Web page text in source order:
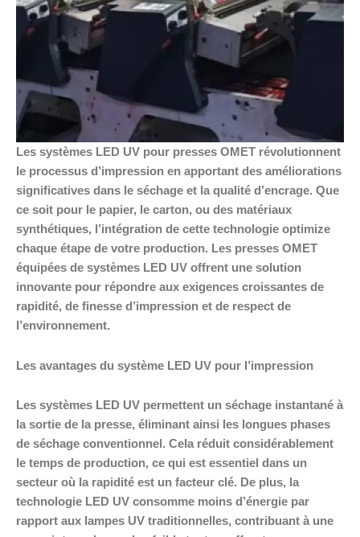
Les systèmes LED UV pour presses OMET révolutionnent
le processus d’impression en apportant des améliorations
significatives dans le séchage et la qualité d’encrage. Que
ce soit pour le papier, le carton, ou des matériaux
synthétiques, l’intégration de cette technologie optimize
chaque étape de votre production. Les presses OMET
équipées de systèmes LED UV offrent une solution
innovante pour répondre aux exigences croissantes de
rapidité, de finesse d’impression et de respect de
l’environnement.
Les avantages du système LED UV pour l’impression
Les systèmes LED UV permettent un séchage instantané à
la sortie de la presse, éliminant ainsi les longues phases
de séchage conventionnel. Cela réduit considérablement
le temps de production, ce qui est essentiel dans un
secteur où la rapidité est un facteur clé. De plus, la
technologie LED UV consomme moins d’énergie par
rapport aux lampes UV traditionnelles, contribuant à une